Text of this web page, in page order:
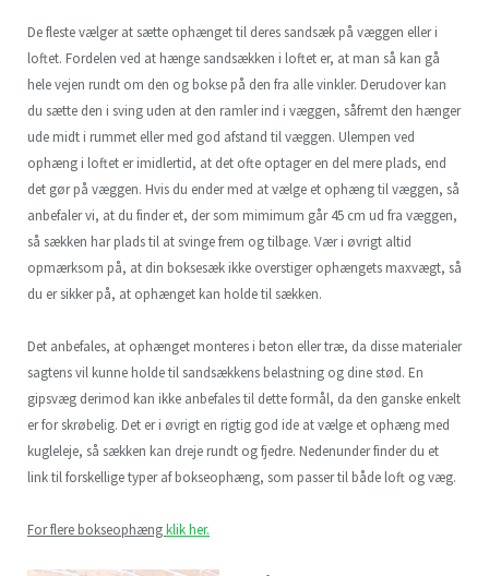
De fleste vælger at sætte ophænget til deres sandsæk på væggen eller i
loftet. Fordelen ved at hænge sandsækken i loftet er, at man så kan gå
hele vejen rundt om den og bokse på den fra alle vinkler. Derudover kan
du sætte den i sving uden at den ramler ind i væggen, såfremt den hænger
ude midt i rummet eller med god afstand til væggen. Ulempen ved
ophæng i loftet er imidlertid, at det ofte optager en del mere plads, end
det gør på væggen. Hvis du ender med at vælge et ophæng til væggen, så
anbefaler vi, at du finder et, der som mimimum går 45 cm ud fra væggen,
så sækken har plads til at svinge frem og tilbage. Vær i øvrigt altid
opmærksom på, at din boksesæk ikke overstiger ophængets maxvægt, så
du er sikker på, at ophænget kan holde til sækken.
Det anbefales, at ophænget monteres i beton eller træ, da disse materialer
sagtens vil kunne holde til sandsækkens belastning og dine stød. En
gipsvæg derimod kan ikke anbefales til dette formål, da den ganske enkelt
er for skrøbelig. Det er i øvrigt en rigtig god ide at vælge et ophæng med
kugleleje, så sækken kan dreje rundt og fjedre. Nedenunder finder du et
link til forskellige typer af bokseophæng, som passer til både loft og væg.
For flere bokseophængklik her.